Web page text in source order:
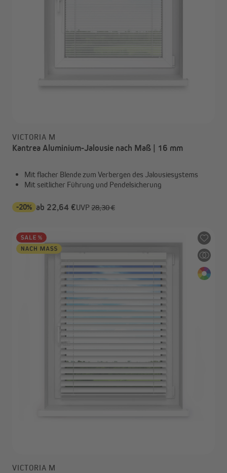
VICTORIA M
Kantrea Aluminium-Jalousie nach Maß | 16 mm
Mit flacher Blende zum Verbergen des Jalousiesystems
Mit seitlicher Führung und Pendelsicherung
-20% ab 22,64 €UVP 28,30 €
VICTORIA M